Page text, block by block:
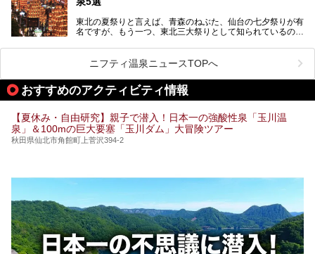
今回はそんな今話題のサウナが楽しめる、秋田県内にあるオ
ススメ温泉・銭湯・スパを10件まとめてご紹介します。
東北の夏祭りと言えば、青森のねぶた、仙台の七夕祭りが有
名ですが、もう一つ、東北三大祭りとして知られているのが
毎年8月3日から6日に行われる「秋田竿燈まつり」は、たく
さんの提灯をぶらさげた大きな竿燈を「ドッコイショ」の掛
け声にあわせて秋田駅周辺を練り歩きます。
竿燈の数は230本、１万個の提灯がまるで天の川のように連
竿燈まつりを見た後は、秋田の温泉で骨休め。秋田美人を生
み出す温泉がたくさんありますよ！
ニフティ温泉ニュースTOPへ
おすすめのアクティビティ情報
【夏休み・自由研究】親子で潜入！日本一の強酸性泉「玉川温
泉」＆100mの巨大要塞「玉川ダム」大冒険ツアー
秋田県仙北市角館町上菅沢394-2